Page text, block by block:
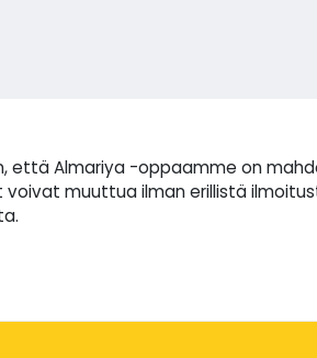
että Almariya -oppaamme on
muuttua ilman erillistä